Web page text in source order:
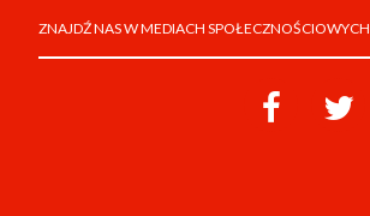
ZNAJDŹ NAS W MEDIACH SPOŁECZNOŚCIOWYCH